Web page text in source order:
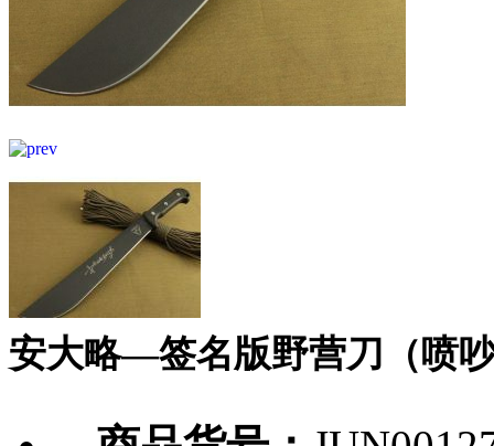
安大略—签名版野营刀（喷